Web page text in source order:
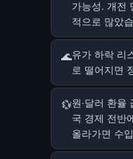
가능성. 개전
적으로 많았
🌊유가 하락 리
로 떨어지면
💱원·달러 환율
국 경제 전반
올라가면 수